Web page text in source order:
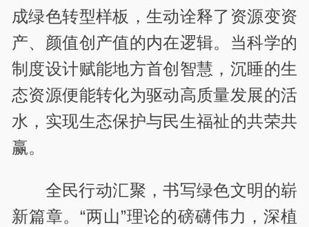
成绿色转型样板，生动诠释了资源变资
产、颜值创产值的内在逻辑。当科学的
制度设计赋能地方首创智慧，沉睡的生
态资源便能转化为驱动高质量发展的活
水，实现生态保护与民生福祉的共荣共
赢。
全民行动汇聚，书写绿色文明的崭
新篇章。“两山”理论的磅礴伟力，深植